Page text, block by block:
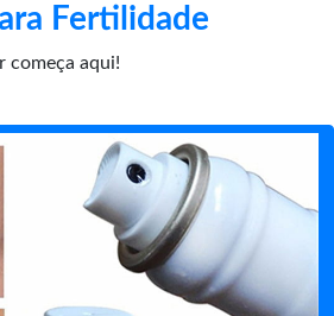
Fertilidade
começa aqui!